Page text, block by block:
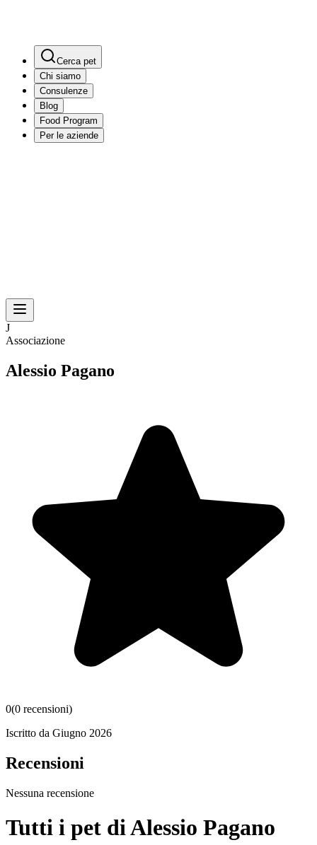
Cerca pet
Chi siamo
Consulenze
Blog
Food Program
Per le aziende
J
Associazione
Alessio Pagano
0(0 recensioni)
Iscritto da Giugno 2026
Recensioni
Nessuna recensione
Tutti i pet diAlessio Pagano